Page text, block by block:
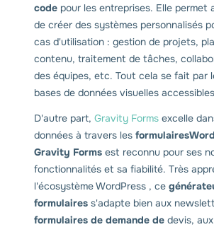
code pour les entreprises. Elle permet
de créer des systèmes personnalisés
cas d'utilisation : gestion de projets,
contenu, traitement de tâches,
des équipes, etc. Tout cela se fait par
bases de données visuelles
D'autre part, Gravity Forms excelle
données à travers les
Gravity Forms est reconnu pour ses
fonctionnalités et sa fiabilité. Très
l'écosystème WordPress , ce
formulaires s'adapte bien aux
formulaires de demande de devis,